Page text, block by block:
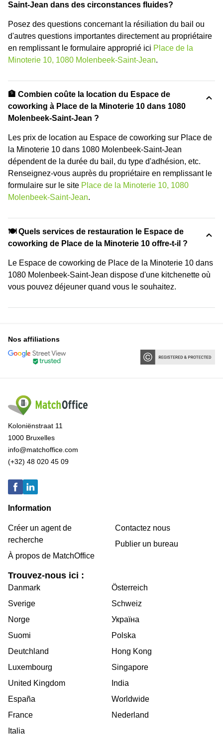
Saint-Jean dans des circonstances fluides?
Posez des questions concernant la résiliation du bail ou
d'autres questions importantes directement au propriétaire
en remplissant le formulaire approprié ici Place de la
Minoterie 10, 1080 Molenbeek-Saint-Jean.
🏦 Combien coûte la location du Espace de
coworking à Place de la Minoterie 10 dans 1080
Molenbeek-Saint-Jean ?
Les prix de location au Espace de coworking sur Place de
la Minoterie 10 dans 1080 Molenbeek-Saint-Jean
dépendent de la durée du bail, du type d'adhésion, etc.
Renseignez-vous auprès du propriétaire en remplissant le
formulaire sur le site Place de la Minoterie 10, 1080
Molenbeek-Saint-Jean.
🍽️ Quels services de restauration le Espace de
coworking de Place de la Minoterie 10 offre-t-il ?
Le Espace de coworking de Place de la Minoterie 10 dans
1080 Molenbeek-Saint-Jean dispose d'une kitchenette où
vous pouvez déjeuner quand vous le souhaitez.
Nos affiliations
Koloniënstraat 11
1000 Bruxelles
info@matchoffice.com
(+32) 48 020 45 09
Information
Créer un agent de
recherche
À propos de MatchOffice
Contactez nous
Publier un bureau
Trouvez-nous ici :
Danmark
Sverige
Norge
Suomi
Deutchland
Luxembourg
United Kingdom
España
France
Italia
Österreich
Schweiz
Україна
Polska
Hong Kong
Singapore
India
Worldwide
Nederland